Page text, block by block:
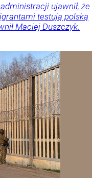
ujawnił, że
testują polską
Maciej Duszczyk.